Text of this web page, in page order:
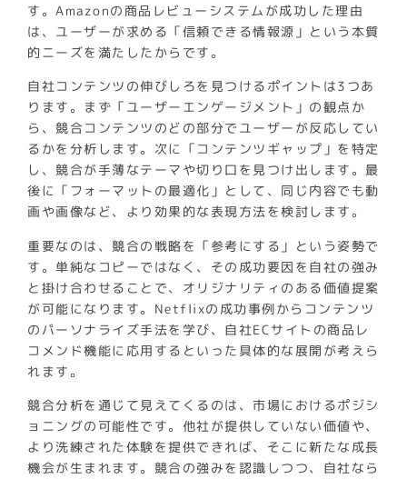
す。Amazonの商品レビューシステムが成功した理由
は、ユーザーが求める「信頼できる情報源」という本質
的ニーズを満たしたからです。
自社コンテンツの伸びしろを見つけるポイントは3つあ
ります。まず「ユーザーエンゲージメント」の観点か
ら、競合コンテンツのどの部分でユーザーが反応してい
るかを分析します。次に「コンテンツギャップ」を特定
し、競合が手薄なテーマや切り口を見つけ出します。最
後に「フォーマットの最適化」として、同じ内容でも動
画や画像など、より効果的な表現方法を検討します。
重要なのは、競合の戦略を「参考にする」という姿勢で
す。単純なコピーではなく、その成功要因を自社の強み
と掛け合わせることで、オリジナリティのある価値提案
が可能になります。Netflixの成功事例からコンテンツ
のパーソナライズ手法を学び、自社ECサイトの商品レ
コメンド機能に応用するといった具体的な展開が考えら
れます。
競合分析を通じて見えてくるのは、市場におけるポジシ
ョニングの可能性です。他社が提供していない価値や、
より洗練された体験を提供できれば、そこに新たな成長
機会が生まれます。競合の強みを認識しつつ、自社なら